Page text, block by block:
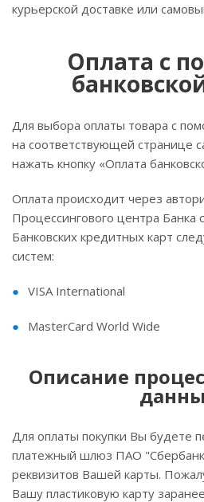
курьерской доставке или
Оплата с
Для выбора оплаты товара с
на соответствующей странице
нажать кнопку «Оплата
Оплата происходит через
Процессингового центра Банка
Банковских кредитных карт
систем:
VISA International
MasterCard World Wide
Описание
Для оплаты покупки Вы будете
платежный шлюз ПАО "Сбербанк
реквизитов Вашей карты.
Вашу пластиковую карту